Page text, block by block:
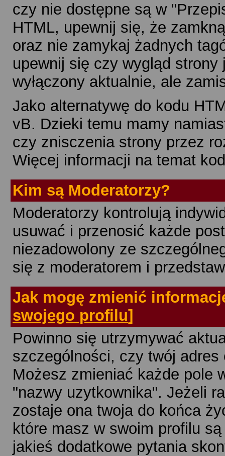
czy nie dostępne są w
HTML, upewnij się, że
oraz nie zamykaj żadnych
upewnij się czy wygląd
wyłączony aktualnie, ale
Jako alternatywę do kodu
vB. Dzieki temu mamy
czy znisczenia strony przez
Więcej informacji na temat
Kim są Moderatorzy?
Moderatorzy kontrolują
usuwać i przenosić każde
niezadowolony ze
się z moderatorem i
Jak mogę zmienić
swojego profilu]
Powinno się utrzymywać
szczególności, czy twój
Możesz zmieniać każde pole
"nazwy uzytkownika". Jeżeli
zostaje ona twoja do końca
które masz w swoim profilu
jakieś dodatkowe pytania